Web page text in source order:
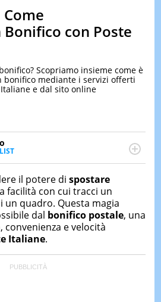
WOW
POP
STORIE
QUIZ
TEST
LE
con Poste
Scopriamo insieme come è
bonifico mediante i servizi offerti
e dal sito online
Master in Marketing Management
di contenuti in ottica SEO e
marketing attraverso
il potere di spostare
facilità con cui tracci un
un quadro. Questa magia
dal bonifico postale, una
convenienza e velocità
Italiane.